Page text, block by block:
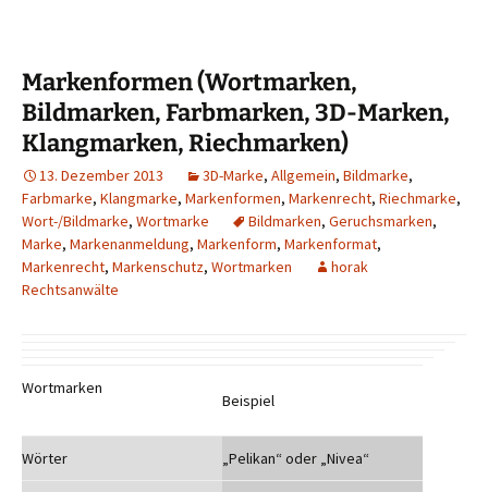
Markenformen (Wortmarken,
Bildmarken, Farbmarken, 3D-Marken,
Klangmarken, Riechmarken)
13. Dezember 2013 3D-Marke, Allgemein, Bildmarke,
Farbmarke, Klangmarke, Markenformen, Markenrecht, Riechmarke,
Wort-/Bildmarke, Wortmarke Bildmarken, Geruchsmarken,
Marke, Markenanmeldung, Markenform, Markenformat,
Markenrecht, Markenschutz, Wortmarken
horak
Rechtsanwälte
Wortmarken
Beispiel
Wörter „Pelikan“ oder „Nivea“